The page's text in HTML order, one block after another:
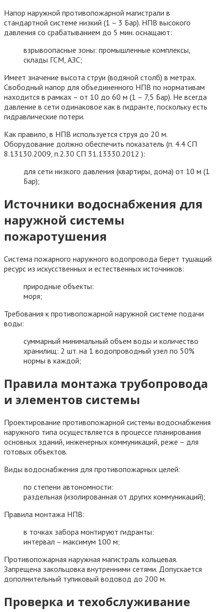
Напор наружной противопожарной магистрали в
стандартной системе низкий (1 – 3 Бар). НПВ высокого
давления со срабатыванием до 5 мин. оснащают:
взрывоопасные зоны: промышленные комплексы,
склады ГСМ, АЗС;
Имеет значение высота струи (водяной столб) в метрах.
Свободный напор для объединенного НПВ по нормативам
находится в рамках – от 10 до 60 м (1 – 7,5 Бар). Не всегда
давление в сети одинаковое как в гидранте, поскольку есть
гидравлические потери.
Как правило, в НПВ используется струя до 20 м.
Оборудование должно обеспечить показатель (п. 4.4 СП
8.13130.2009, п.2.30 СП 31.13330.2012 ):
для сети низкого давления (квартиры, дома) от 10 м (1
Бар);
Источники водоснабжения для
наружной системы
пожаротушения
Система пожарного наружного водопровода берет тушащий
ресурс из искусственных и естественных источников:
природные объекты:
моря;
Требования к противопожарной наружной системе подачи
воды:
суммарный минимальный объем воды и количество
хранилищ: 2 шт. на 1 водопроводный узел по 50%
нормы в каждой;
Правила монтажа трубопровода
и элементов системы
Проектирование противопожарной системы водоснабжения
наружного типа осуществляется в процессе планирования
основных зданий, инженерных коммуникаций, реже – для
готовых объектов.
Виды водоснабжения для противопожарных целей:
по степени автономности:
раздельная (изолированная от других коммуникаций);
Правила монтажа НПВ:
в точках забора монтируют гидранты:
интервал – максимум 100 м;
Противопожарная наружная магистраль кольцевая.
Запрещена закольцовка внутренними сетями. Допускается
дополнительный тупиковый водовод до 200 м.
Проверка и техобслуживание